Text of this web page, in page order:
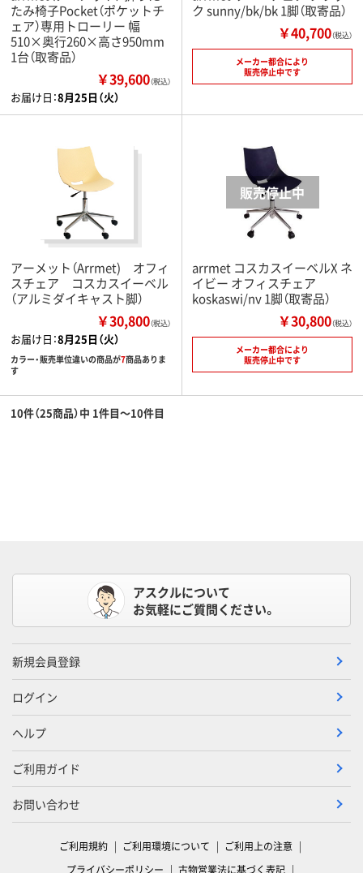
たみ椅子Pocket（ポケットチ
ェア）専用トローリー 幅
510×奥行260×高さ950mm
1台（取寄品）
￥39,600（税込）
お届け日：8月25日（火）
ク sunny/bk/bk 1脚（取寄品）
￥40,700（税込）
メーカー都合により
販売停止中です
アーメット（Arrmet) オフィ
スチェア コスカスイーベル
（アルミダイキャスト脚）
￥30,800（税込）
お届け日：8月25日（火）
カラー・販売単位違いの商品が7商品ありま
す
arrmet コスカスイーベルX ネ
イビー オフィスチェア
koskaswi/nv 1脚（取寄品）
￥30,800（税込）
メーカー都合により
販売停止中です
10件（25商品）中 1件目～10件目
アスクルについて
お気軽にご質問ください。
新規会員登録
ログイン
ヘルプ
ご利用ガイド
お問い合わせ
ご利用規約 ご利用環境について
ご利用上の注意
プライバシーポリシー
古物営業法に基づく表記